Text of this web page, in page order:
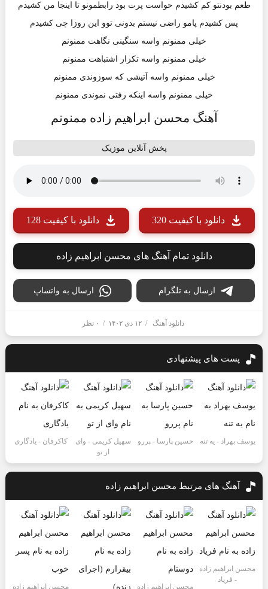
طعم بودنتو کم کشیدم حواست پرت بود رابطمونو تا اینجا من کشیدم
پس کشیدم پامو راضی نیستم بدونی توو این روزا چی کشیدم
خیلی ممنونم واسه سنگینی نگاهت ممنونم
خیلی ممنونم واسه تکرار اشتباهت ممنونم
خیلی ممنونم واسه آتیشی که سوزوندی ممنونم
خیلی ممنونم واسه اینکه رفتی نموندی ممنونم
آهنگ محسن ابراهیم زاده ممنونم
پخش آنلاین موزیک
دانلود با کیفیت 320 دانلود با کیفیت 128
دانلود تمام آهنگ های محسن ابراهیم زاده
ارسال به تلگرام ارسال به واتساپ
دانلود آهنگ / ۱۲ دی ۱۴۰۲ / ۰ نظر
پست های پیشنهادی
یوسف بهراد - یه تنه حسین پارسا - پررو
سهیل کریمی - وای
از تو
کاکرفان - یادگاری
آهنگ های مرتبط محسن ابراهیم زاده
محسن ابراهیم زاده
- فریاد
محسن ابراهیم زاده
محسن ابراهیم زاده